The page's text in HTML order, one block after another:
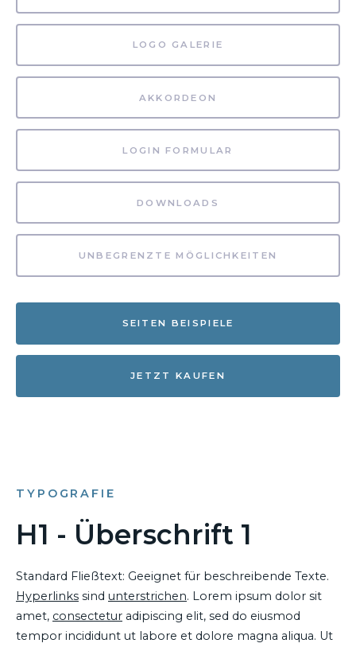
LOGO GALERIE
AKKORDEON
LOGIN FORMULAR
DOWNLOADS
UNBEGRENZTE MÖGLICHKEITEN
SEITEN BEISPIELE
JETZT KAUFEN
TYPOGRAFIE
H1 - Überschrift 1
Standard Fließtext: Geeignet für beschreibende Texte.
Hyperlinks sind unterstrichen. Lorem ipsum dolor sit
amet, consectetur adipiscing elit, sed do eiusmod
tempor incididunt ut labore et dolore magna aliqua. Ut